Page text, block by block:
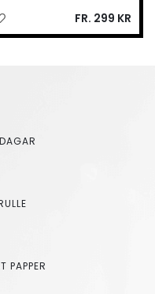
FR. 299 KR
PAPPER